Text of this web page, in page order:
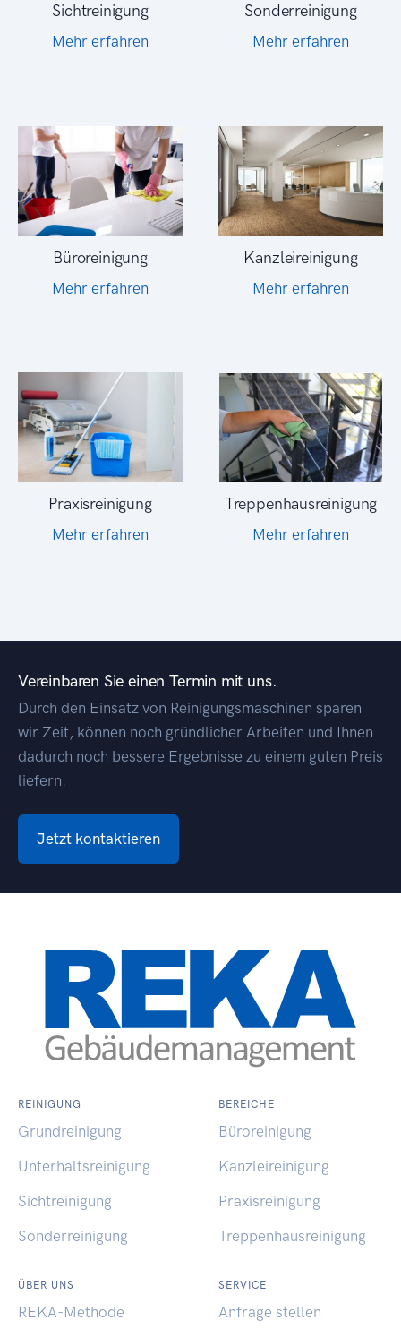
Sichtreinigung
Mehr erfahren
Sonderreinigung
Mehr erfahren
Büroreinigung
Mehr erfahren
Kanzleireinigung
Mehr erfahren
Praxisreinigung
Mehr erfahren
Treppenhausreinigung
Mehr erfahren
Vereinbaren Sie einen Termin mit uns.
Durch den Einsatz von Reinigungsmaschinen sparen
wir Zeit, können noch gründlicher Arbeiten und Ihnen
dadurch noch bessere Ergebnisse zu einem guten Preis
liefern.
Jetzt kontaktieren
REINIGUNG
Grundreinigung
Unterhaltsreinigung
Sichtreinigung
Sonderreinigung
BEREICHE
Büroreinigung
Kanzleireinigung
Praxisreinigung
Treppenhausreinigung
ÜBER UNS
REKA-Methode
SERVICE
Anfrage stellen